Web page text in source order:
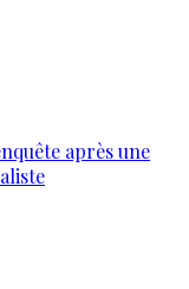
après une